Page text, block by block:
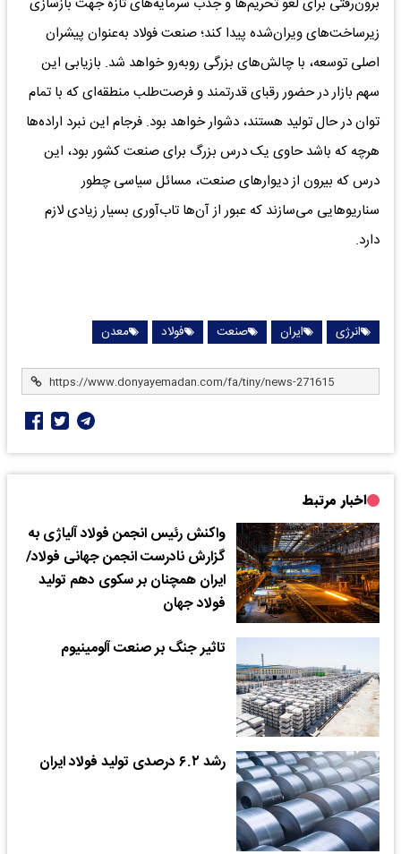
زیرساخت‌های ویران‌شده پیدا کند؛ صنعت فولاد به‌عنوان پیشران
اصلی توسعه، با چالش‌های بزرگی روبه‌رو خواهد شد. بازیابی این
سهم بازار در حضور رقبای قدرتمند و فرصت‌طلب منطقه‌ای که با تمام
توان در حال تولید هستند، دشوار خواهد بود. فرجام این نبرد اراده‌ها
هرچه که باشد حاوی یک درس بزرگ برای صنعت کشور بود، این
درس که بیرون از دیوارهای صنعت، مسائل سیاسی چطور
سناریوهایی می‌سازند که عبور از آن‌ها تاب‌آوری بسیار زیادی لازم
دارد.
انرژی ایران صنعت فولاد معدن
اخبار مرتبط
واکنش رئیس انجمن فولاد آلیاژی به
گزارش نادرست انجمن جهانی فولاد‌/
ایران همچنان بر سکوی دهم تولید
فولاد جهان
تاثیر جنگ بر صنعت آلومینیوم
رشد ۶.۲ درصدی تولید فولاد ایران